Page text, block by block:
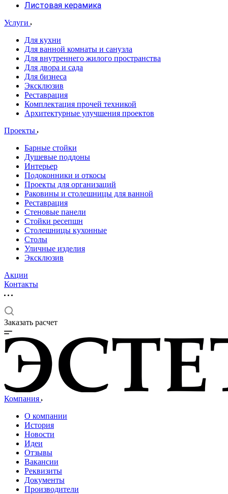
Листовая керамика
Услуги
Для кухни
Для ванной комнаты и санузла
Для внутреннего жилого пространства
Для двора и сада
Для бизнеса
Эксклюзив
Реставрация
Комплектация прочей техникой
Архитектурные улучшения проектов
Проекты
Барные стойки
Душевые поддоны
Интерьер
Подоконники и откосы
Проекты для организаций
Раковины и столешницы для ванной
Реставрация
Стеновые панели
Стойки ресепшн
Столешницы кухонные
Столы
Уличные изделия
Эксклюзив
Акции
Контакты
Заказать расчет
Компания
О компании
История
Новости
Идеи
Отзывы
Вакансии
Реквизиты
Документы
Производители